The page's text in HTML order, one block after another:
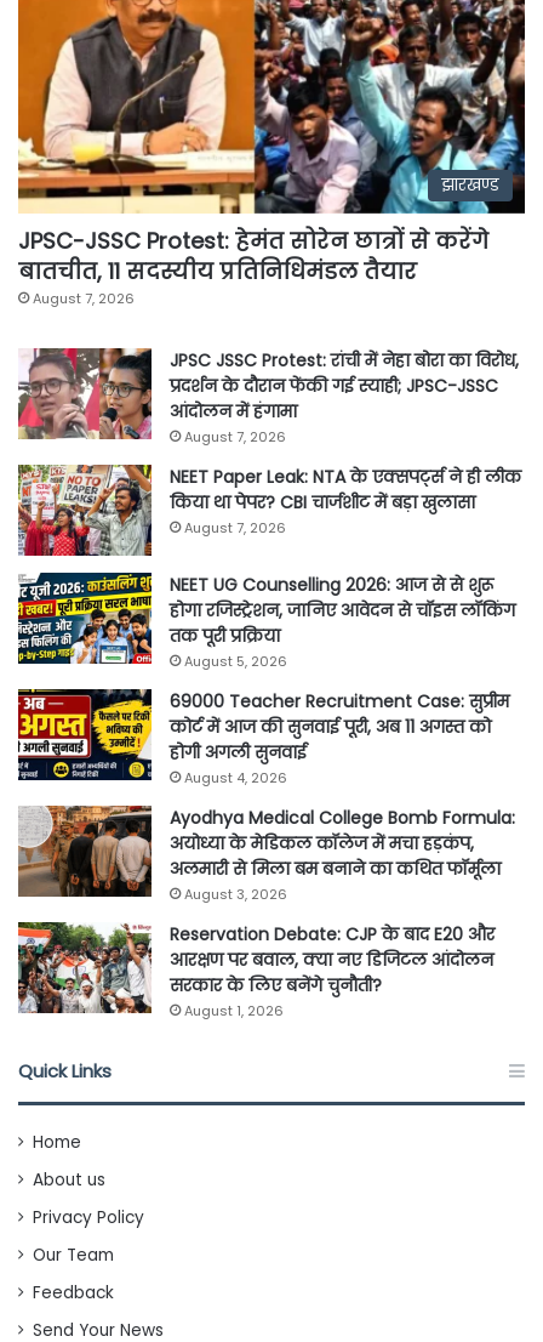
झारखण्ड
JPSC-JSSC Protest: हेमंत सोरेन छात्रों से करेंगे
बातचीत, 11 सदस्यीय प्रतिनिधिमंडल तैयार
August 7, 2026
JPSC JSSC Protest: रांची में नेहा बोरा का विरोध,
प्रदर्शन के दौरान फेंकी गई स्याही; JPSC-JSSC
आंदोलन में हंगामा
August 7, 2026
NEET Paper Leak: NTA के एक्सपर्ट्स ने ही लीक
किया था पेपर? CBI चार्जशीट में बड़ा खुलासा
August 7, 2026
NEET UG Counselling 2026: आज से से शुरू
होगा रजिस्ट्रेशन, जानिए आवेदन से चॉइस लॉकिंग
तक पूरी प्रक्रिया
August 5, 2026
69000 Teacher Recruitment Case: सुप्रीम
कोर्ट में आज की सुनवाई पूरी, अब 11 अगस्त को
होगी अगली सुनवाई
August 4, 2026
Ayodhya Medical College Bomb Formula:
अयोध्या के मेडिकल कॉलेज में मचा हड़कंप,
अलमारी से मिला बम बनाने का कथित फॉर्मूला
August 3, 2026
Reservation Debate: CJP के बाद E20 और
आरक्षण पर बवाल, क्या नए डिजिटल आंदोलन
सरकार के लिए बनेंगे चुनौती?
August 1, 2026
Quick Links
Home
About us
Privacy Policy
Our Team
Feedback
Send Your News